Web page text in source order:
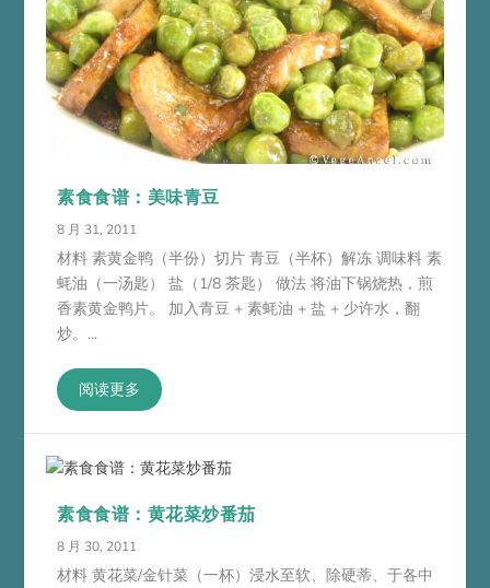
素食食谱：美味青豆
8 月 31, 2011
材料 素黄金鸭（半份）切片 青豆（半杯）解冻 调味料 素
蚝油（一汤匙） 盐（1/8 茶匙） 做法 将油下锅烧热，煎
香素黄金鸭片。 加入青豆 + 素蚝油 + 盐 + 少许水，翻
炒。...
阅读更多
素食食谱：黄花菜炒番茄
8 月 30, 2011
材料 黄花菜/金针菜（一杯）浸水至软、除硬蒂、于各中